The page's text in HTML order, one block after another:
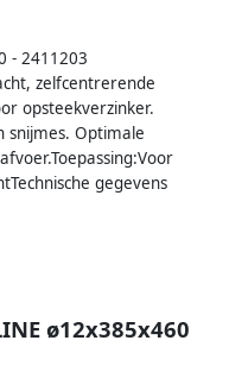
- 2411203
zelfcentrerende
opsteekverzinker.
snijmes. Optimale
gegevens
ø12x385x460